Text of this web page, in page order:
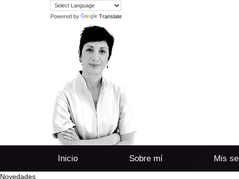
Powered by Translate
Inicio Sobre mí Mis
Novedades